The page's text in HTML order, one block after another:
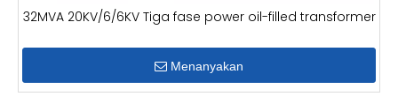
32MVA 20KV/6/6KV Tiga fase power oil-filled transformer
Menanyakan